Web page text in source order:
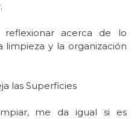
acerca de lo
limpieza y la organización
las Superficies
me da igual si es